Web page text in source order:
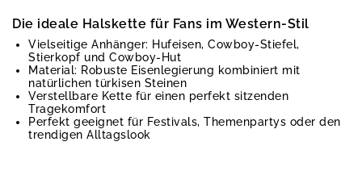
Die ideale Halskette für Fans im Western-Stil
Vielseitige Anhänger: Hufeisen, Cowboy-Stiefel,
Stierkopf und Cowboy-Hut
Material: Robuste Eisenlegierung kombiniert mit
natürlichen türkisen Steinen
Verstellbare Kette für einen perfekt sitzenden
Tragekomfort
Perfekt geeignet für Festivals, Themenpartys oder den
trendigen Alltagslook